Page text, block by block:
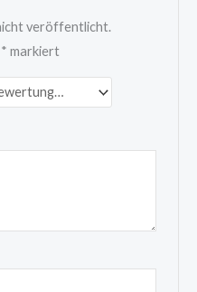
veröffentlicht.
* markiert